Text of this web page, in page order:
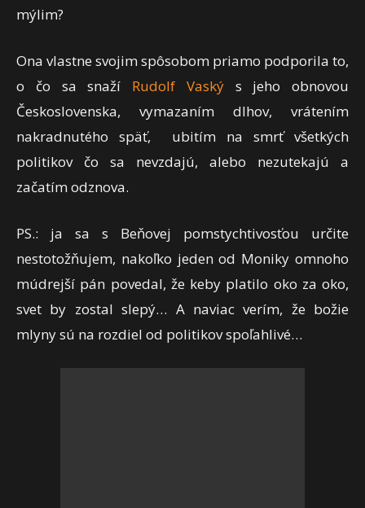
mýlim?
Ona vlastne svojim spôsobom priamo podporila to,
o čo sa snaží Rudolf Vaskýs jeho obnovou
Československa, vymazaním dlhov, vrátením
nakradnutého späť, ubitím na smrť všetkých
politikov čo sa nevzdajú, alebo nezutekajú a
začatím odznova.
PS.: ja sa s Beňovej pomstychtivosťou určite
nestotožňujem, nakoľko jeden od Moniky omnoho
múdrejší pán povedal, že keby platilo oko za oko,
svet by zostal slepý… A naviac verím, že božie
mlyny sú na rozdiel od politikov spoľahlivé…